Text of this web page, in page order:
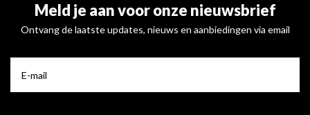
Meld je aan voor onze nieuwsbrief
Ontvang de laatste updates, nieuws en aanbiedingen via email